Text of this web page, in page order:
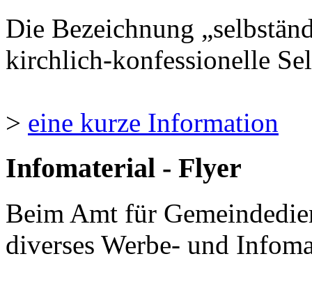
Die Bezeichnung
kirchlich-konfessionelle
> eine kurze Information
Infomaterial - Flyer
Beim Amt für
diverses Werbe- und